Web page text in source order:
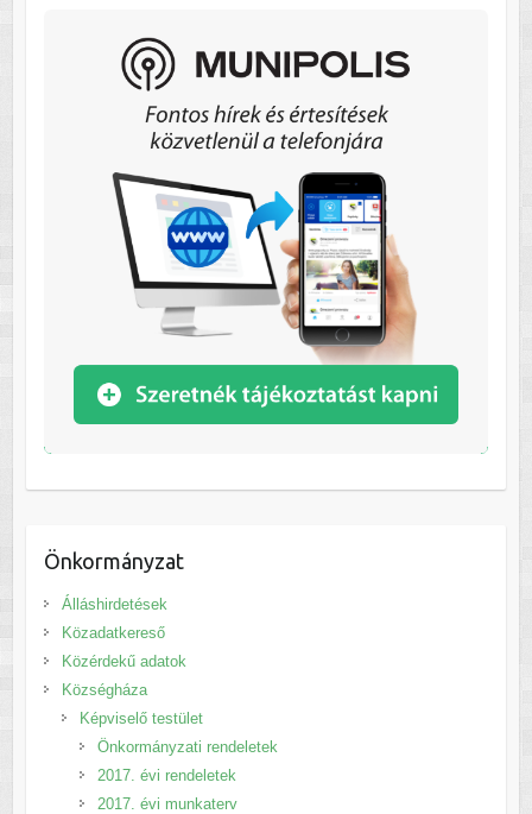
Önkormányzat
Álláshirdetések
Közadatkereső
Közérdekű adatok
Községháza
Képviselő testület
Önkormányzati rendeletek
2017. évi rendeletek
2017. évi munkaterv